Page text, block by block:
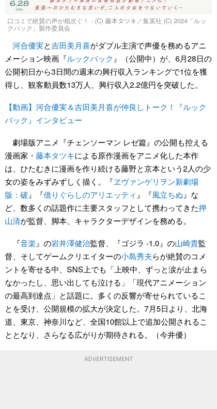
口コミで絶賛の声が相次ぐ！ - (C) 藤本タツキ／集英社 (C) 2024「ルッ
クバック」製作委員会
河合優実と吉田美月喜がダブル主演で声優を務めるアニ
メーション映画『ルックバック 』（公開中）が、6月28日の
公開初日から3日間の週末の興行収入ランキングで1位を獲
得し、観客動員数13万人、興行収入2.2億円を突破した。
【動画】河合優実＆吉田美月喜が仲良しトーク！『ルック
バック』インタビュー
劇場版アニメ『チェンソーマン レゼ篇』の公開も控える
漫画家・ 藤本タツキによる原作漫画をアニメ化した本作
は、ひたむきに漫画を作り続ける藤野と京本という2人の少
女の姿をみずみずしく描く。『ヱヴァンゲリヲン新劇場
版：破』『借りぐらしのアリエッティ 』『風立ちぬ』な
ど、数多くの話題作に主要スタッフとして携わってきた押
山清が監督、脚本、キャラクターデザインを務める。
『音楽』の岩井澤健治監督、『ゴジラ -1.0』の山崎貴監
督、そしてゲームクリエイターの小島秀夫らが絶賛のコメ
ントを寄せる中、SNS上でも「上映中、ずっと涙が止まら
なかったし、思い出しても泣ける」「現代アニメーション
の最高到達点」と話題に。多くの反響が寄せられているこ
とを受け、公開規模の拡大が決定した。7月5日より、北海
道、東京、神奈川など、全国10館以上で追加公開されるこ
ととなり、さらなる広がりが期待される。（今井優）
ADVERTISEMENT